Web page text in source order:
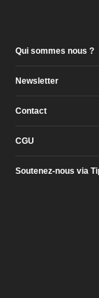
Qui sommes nous ?
Newsletter
Contact
CGU
Soutenez-nous via